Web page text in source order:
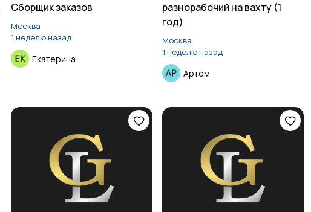
Сборщик заказов
Москва
1 неделю назад
Екатерина
разнорабочий на вахту (1
год)
Москва
1 неделю назад
Артём